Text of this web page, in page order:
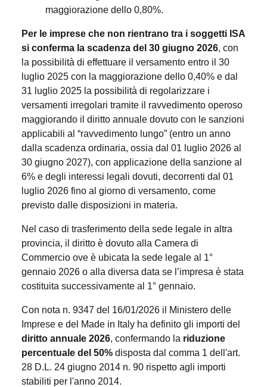
maggiorazione dello 0,80%.
Per le imprese che non rientrano tra i soggetti ISA
si conferma la scadenza del 30 giugno 2026, con
la possibilità di effettuare il versamento entro il 30
luglio 2025 con la maggiorazione dello 0,40% e dal
31 luglio 2025 la possibilità di regolarizzare i
versamenti irregolari tramite il ravvedimento operoso
maggiorando il diritto annuale dovuto con le sanzioni
applicabili al “ravvedimento lungo” (entro un anno
dalla scadenza ordinaria, ossia dal 01 luglio 2026 al
30 giugno 2027), con applicazione della sanzione al
6% e degli interessi legali dovuti, decorrenti dal 01
luglio 2026 fino al giorno di versamento, come
previsto dalle disposizioni in materia.
Nel caso di trasferimento della sede legale in altra
provincia, il diritto è dovuto alla Camera di
Commercio ove è ubicata la sede legale al 1°
gennaio 2026 o alla diversa data se l’impresa è stata
costituita successivamente al 1° gennaio.
Con nota n. 9347 del 16/01/2026 il Ministero delle
Imprese e del Made in Italy ha definito gli importi del
diritto annuale 2026, confermando la riduzione
percentuale del 50% disposta dal comma 1 dell'art.
28 D.L. 24 giugno 2014 n. 90 rispetto agli importi
stabiliti per l'anno 2014.